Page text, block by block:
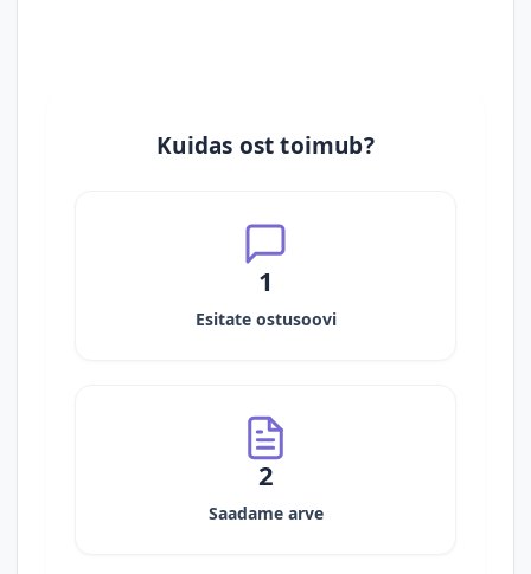
Kuidas ost toimub?
1
Esitate ostusoovi
2
Saadame arve